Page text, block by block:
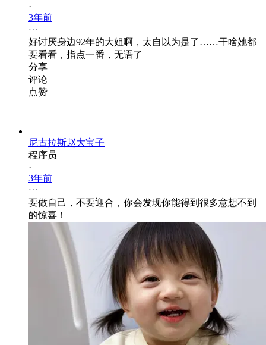
·
3年前
好讨厌身边92年的大姐啊，太自以为是了……干啥她都
要看看，指点一番，无语了
分享
评论
点赞
尼古拉斯赵大宝子
程序员
·
3年前
要做自己，不要迎合，你会发现你能得到很多意想不到
的惊喜！